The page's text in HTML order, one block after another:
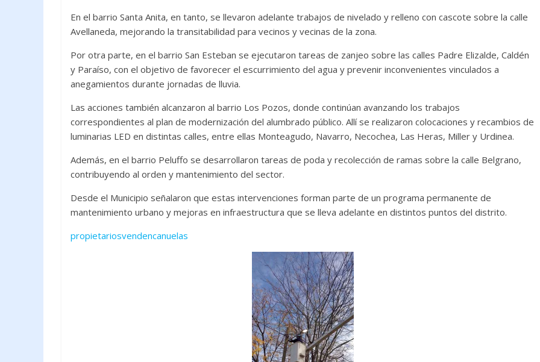
En el barrio Santa Anita, en tanto, se llevaron adelante trabajos de nivelado y relleno con cascote sobre la calle
Avellaneda, mejorando la transitabilidad para vecinos y vecinas de la zona.
Por otra parte, en el barrio San Esteban se ejecutaron tareas de zanjeo sobre las calles Padre Elizalde, Caldén
y Paraíso, con el objetivo de favorecer el escurrimiento del agua y prevenir inconvenientes vinculados a
anegamientos durante jornadas de lluvia.
Las acciones también alcanzaron al barrio Los Pozos, donde continúan avanzando los trabajos
correspondientes al plan de modernización del alumbrado público. Allí se realizaron colocaciones y recambios de
luminarias LED en distintas calles, entre ellas Monteagudo, Navarro, Necochea, Las Heras, Miller y Urdinea.
Además, en el barrio Peluffo se desarrollaron tareas de poda y recolección de ramas sobre la calle Belgrano,
contribuyendo al orden y mantenimiento del sector.
Desde el Municipio señalaron que estas intervenciones forman parte de un programa permanente de
mantenimiento urbano y mejoras en infraestructura que se lleva adelante en distintos puntos del distrito.
propietariosvendencanuelas